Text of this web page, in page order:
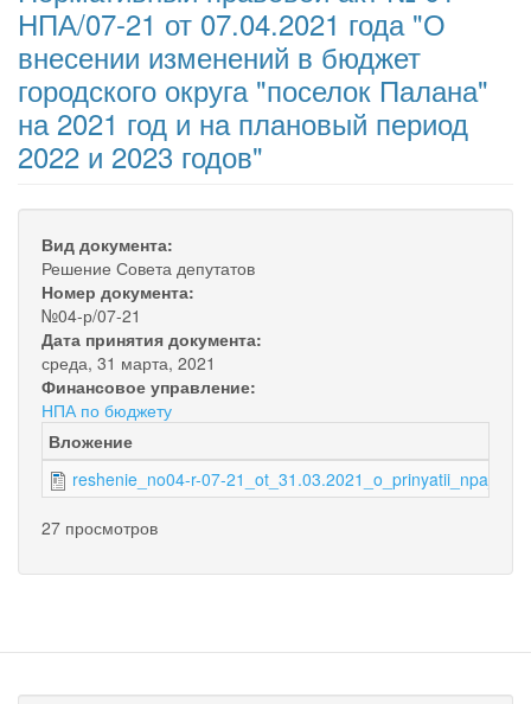
НПА/07-21 от 07.04.2021 года "О
внесении изменений в бюджет
городского округа "поселок Палана"
на 2021 год и на плановый период
2022 и 2023 годов"
Вид документа:
Решение Совета депутатов
Номер документа:
№04-р/07-21
Дата принятия документа:
среда, 31 марта, 2021
Финансовое управление:
НПА по бюджету
Вложение
reshenie_no04-r-07-
27 просмотров